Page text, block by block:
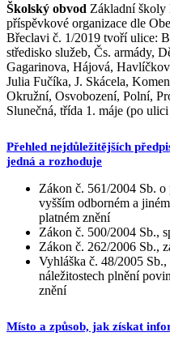
Školský obvod Základní školy
příspěvkové organizace dle
Břeclavi č. 1/2019 tvoří ulice:
středisko služeb, Čs. armády,
Gagarinova, Hájová,
Julia Fučíka, J. Skácela,
Okružní, Osvobození, Polní,
Slunečná, třída 1. máje (po
Přehled nejdůležitějších
jedná a rozhoduje
Zákon č. 561/2004 Sb.
vyšším odborném a
platném znění
Zákon č. 500/2004 Sb.,
Zákon č. 262/2006 Sb.,
Vyhláška č. 48/2005
náležitostech plnění
znění
Místo a způsob, jak získat